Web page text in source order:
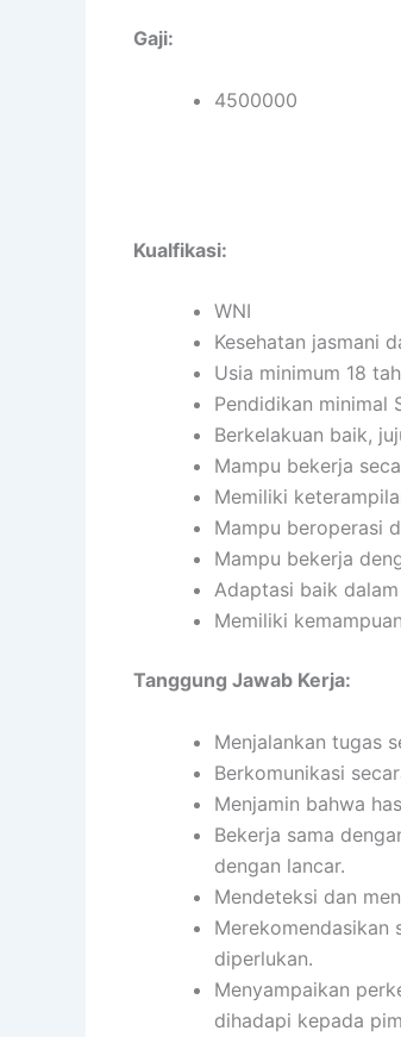
Gaji:
4500000
Kualfikasi:
WNI
Kesehatan jasmani
Usia minimum 18
Pendidikan minimal
Berkelakuan baik,
Mampu bekerja
Memiliki
Mampu beroperasi
Mampu bekerja
Adaptasi baik
Memiliki
Tanggung Jawab Kerja:
Menjalankan tugas
Berkomunikasi
Menjamin bahwa
Bekerja sama
dengan lancar.
Mendeteksi dan
Merekomendasikan
diperlukan.
Menyampaikan
dihadapi kepada